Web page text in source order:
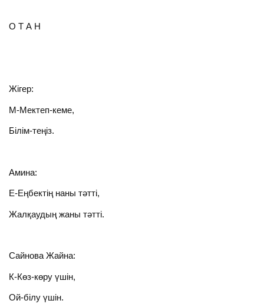
О Т А Н
Жігер:
М-Мектеп-кеме,
Білім-теңіз.
Амина:
Е-Еңбектің наны тәтті,
Жалқаудың жаны тәтті.
Сайнова Жайна:
К-Көз-көру үшін,
Ой-білу үшін.